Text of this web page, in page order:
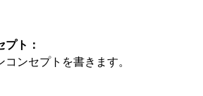
ト：
ンセプトを書きます。